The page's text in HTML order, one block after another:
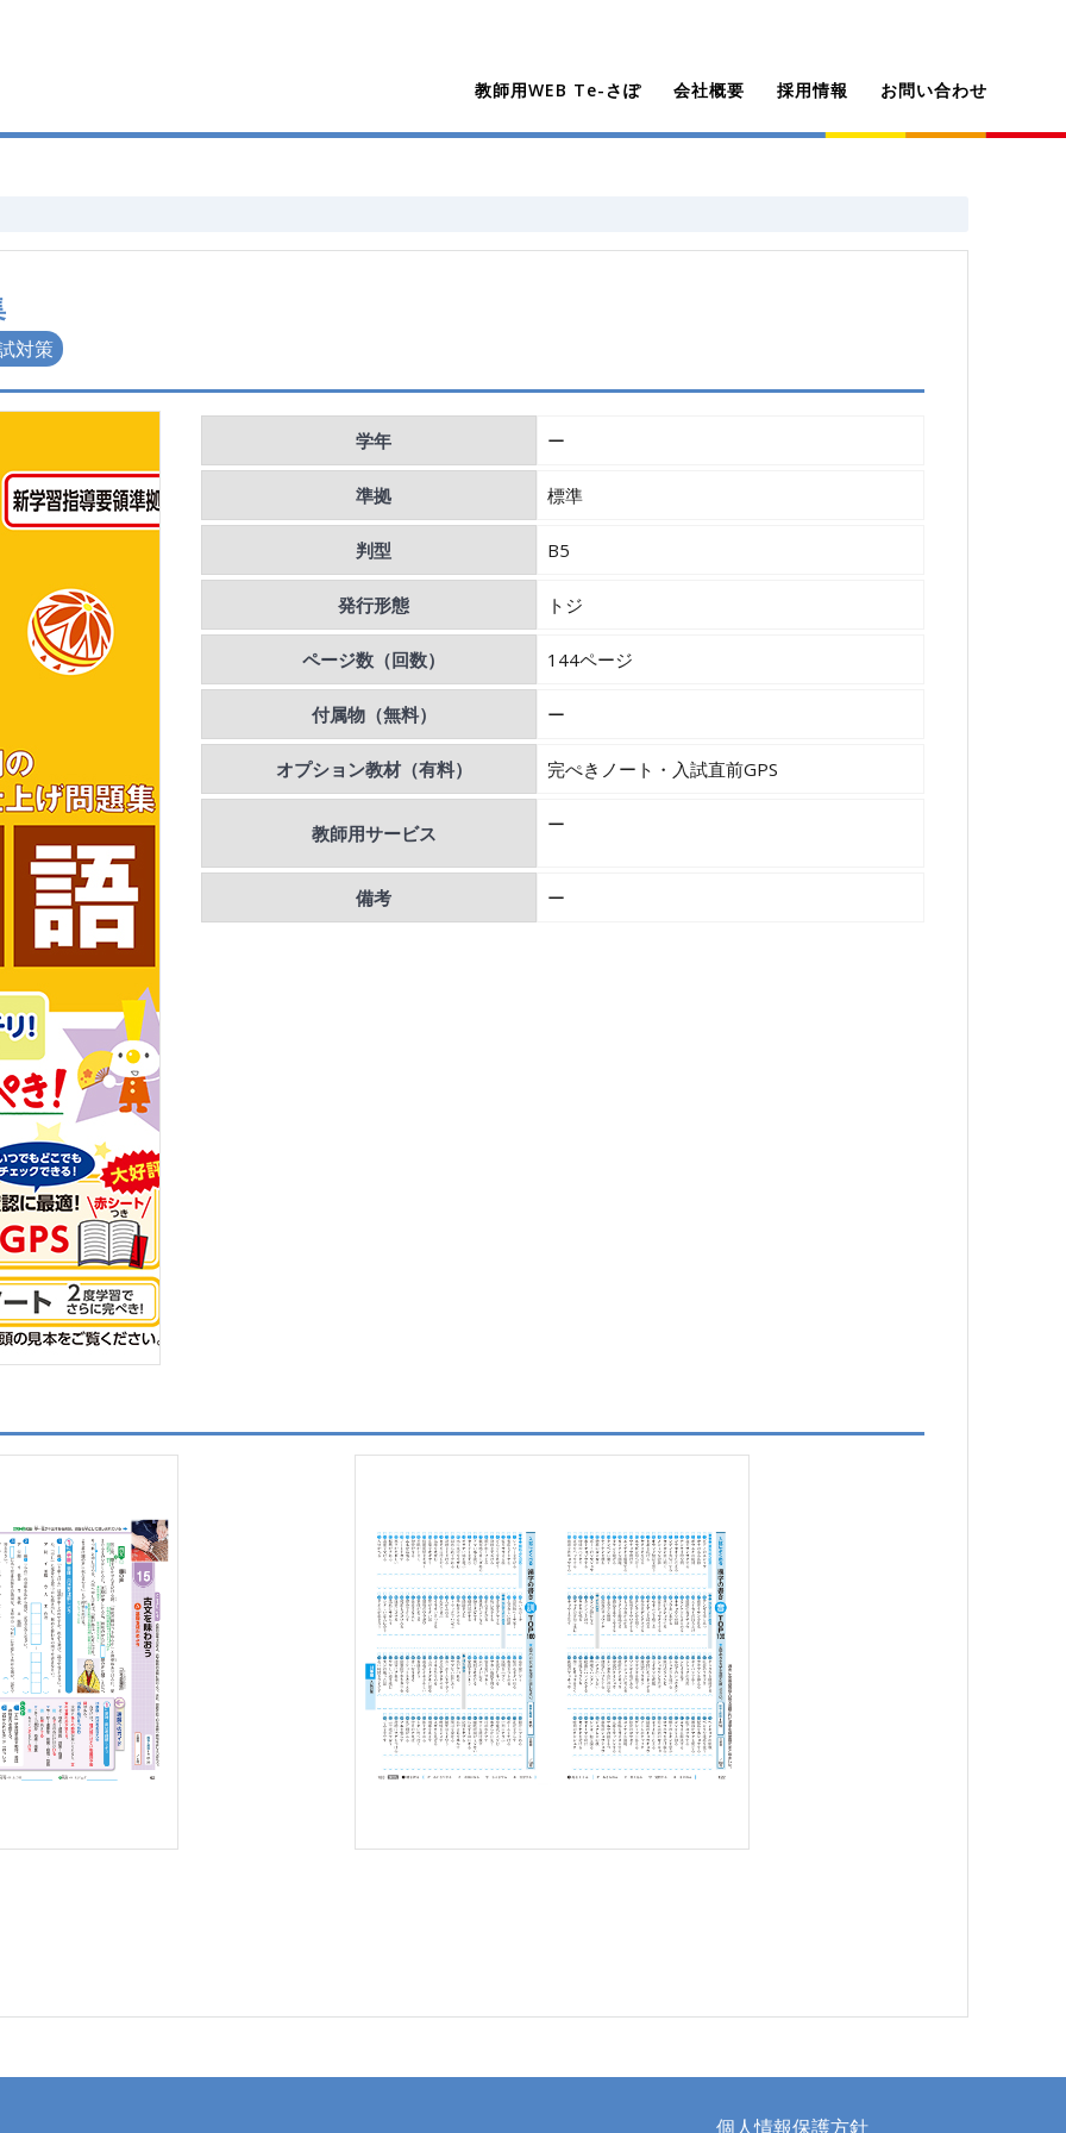
教師用WEB Te-さぽ 会社概要 採用情報 お問い合わせ
対策
学年 ー
準拠 標準
判型 B5
発行形態 トジ
ページ数（回数） 144ページ
付属物（無料） ー
オプション教材（有料） 完ぺきノート・入試直前GPS
教師用サービス ー
備考 ー
個人情報保護方針